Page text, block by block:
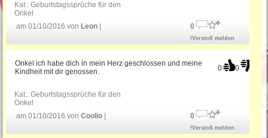
Kat.:Geburtstagssprüche für den
Onkel
am 01/10/2016 von Leon 0
!Verstoß melden
0 0
Onkel ich habe dich in mein Herz geschlossen und meine
Kindheit mit dir genossen.
Kat.:Geburtstagssprüche für den
Onkel
am 01/10/2016 vonCoolio 0
!Verstoß melden